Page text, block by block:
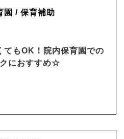
園 / 保育補助
もOK！院内保育園での
におすすめ☆